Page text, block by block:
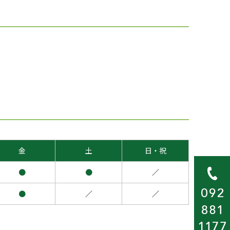
金 土 日・祝
● ● ／
● ／ ／